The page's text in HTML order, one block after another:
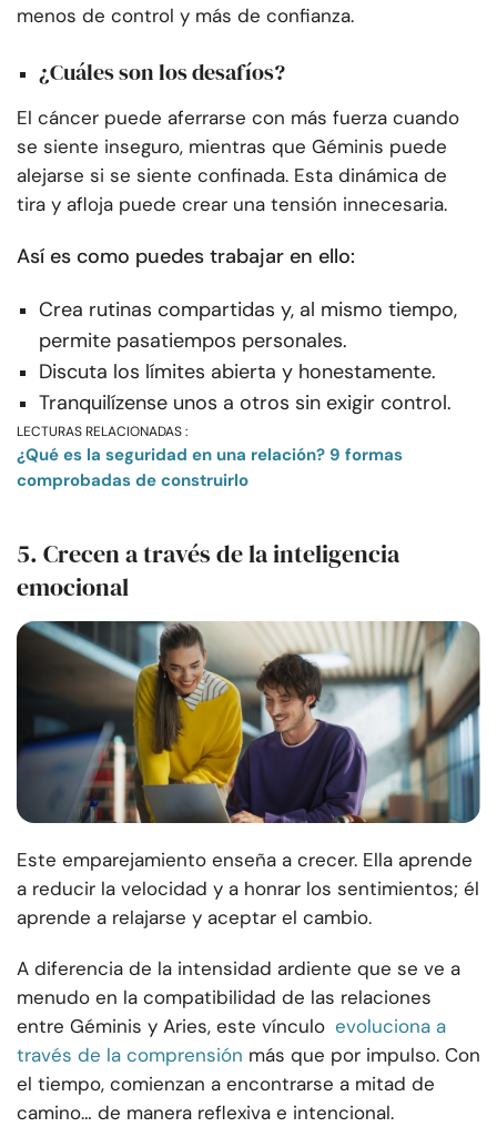
menos de control y más de confianza.
¿Cuáles son los desafíos?
El cáncer puede aferrarse con más fuerza cuando
se siente inseguro, mientras que Géminis puede
alejarse si se siente confinada. Esta dinámica de
tira y afloja puede crear una tensión innecesaria.
Así es como puedes trabajar en ello:
Crea rutinas compartidas y, al mismo tiempo,
permite pasatiempos personales.
Discuta los límites abierta y honestamente.
Tranquilízense unos a otros sin exigir control.
LECTURAS RELACIONADAS :
¿Qué es la seguridad en una relación? 9 formas
comprobadas de construirlo
5. Crecen a través de la inteligencia
emocional
Este emparejamiento enseña a crecer. Ella aprende
a reducir la velocidad y a honrar los sentimientos; él
aprende a relajarse y aceptar el cambio.
A diferencia de la intensidad ardiente que se ve a
menudo en la compatibilidad de las relaciones
entre Géminis y Aries, este vínculo evoluciona a
través de la comprensión más que por impulso. Con
el tiempo, comienzan a encontrarse a mitad de
camino… de manera reflexiva e intencional.